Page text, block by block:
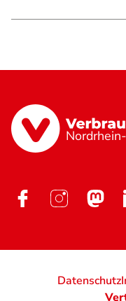
Datenschutz